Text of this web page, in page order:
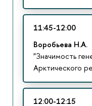
11:45-12:00
Воробьева Н.А.
"Значимость
Арктического
12:00-12:15